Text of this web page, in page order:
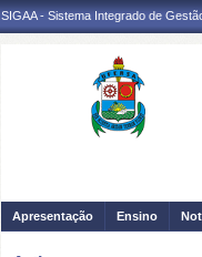
SIGAA - Sistema Integrado de
Apresentação Ensino